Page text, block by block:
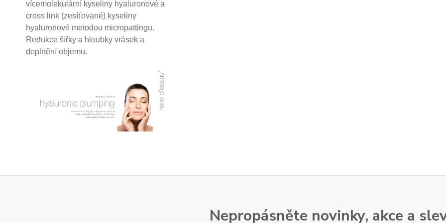
vícemolekulární kyseliny hyaluronové a
cross link (zesíťované) kyseliny
hyaluronové metodou micropattingu.
Redukce šířky a hloubky vrásek a
doplnění objemu.
Nepropásněte novinky, akce a